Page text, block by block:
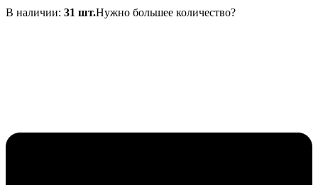
В наличии: 31 шт.Нужно большее количество?